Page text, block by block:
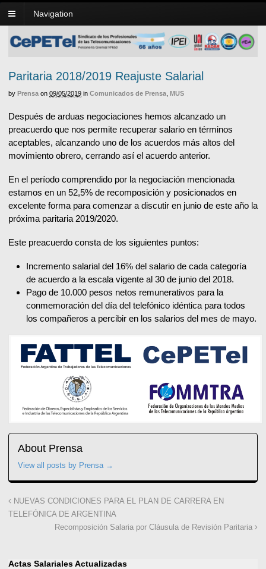
Navigation
Paritaria 2018/2019 Reajuste Salarial
by Prensa on 09/05/2019 in Comunicados de Prensa MUS
Después de arduas negociaciones hemos alcanzado un
preacuerdo que nos permite recuperar salario en términos
aceptables, alcanzando uno de los acuerdos más altos del
movimiento obrero, cerrando así el acuerdo anterior.
En el período comprendido por la negociación mencionada
estamos en un 52,5% de recomposición y posicionados en
excelente forma para comenzar a discutir en junio de este año la
próxima paritaria 2019/2020.
Este preacuerdo consta de los siguientes puntos:
Incremento salarial del 16% del salario de cada categoría
de acuerdo a la escala vigente al 30 de junio del 2018.
Pago de 10.000 pesos netos remunerativos para la
conmemoración del día del telefónico idéntica para todos
los compañeros a percibir en los salarios del mes de mayo.
About Prensa
View all posts by Prensa →
NUEVAS CONDICIONES PARA EL PLAN DE CARRERA EN
TELEFÓNICA DE ARGENTINA
Recomposición Salaria por Cláusula de Revisión Paritaria
Actas Salariales Actualizadas